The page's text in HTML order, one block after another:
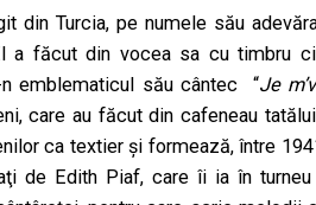
din Turcia, pe numele său
a făcut din vocea sa cu timbru
emblematicul său cântec “Je
care au făcut din cafeneau
ca textier şi formează, între
de Edith Piaf, care îi ia în